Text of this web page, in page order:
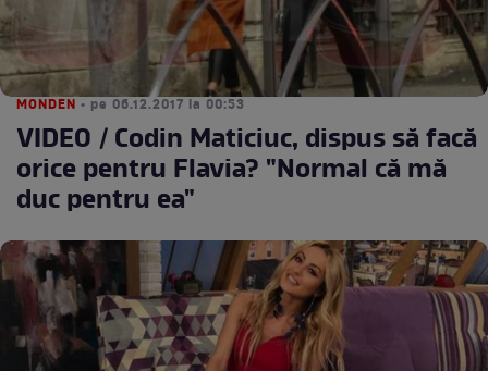
MONDEN • pe 06.12.2017 la 00:53
VIDEO / Codin Maticiuc, dispus să facă
orice pentru Flavia? "Normal că mă
duc pentru ea"